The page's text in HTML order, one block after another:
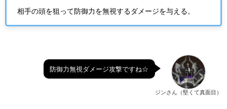
相手の頭を狙って防御力を無視するダメージを与える。
ジンさん（堅くて真面目）
防御力無視ダメージ攻撃ですね☆